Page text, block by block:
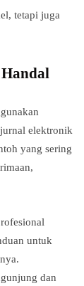
tetapi juga
elektronik
yang sering
untuk
dan